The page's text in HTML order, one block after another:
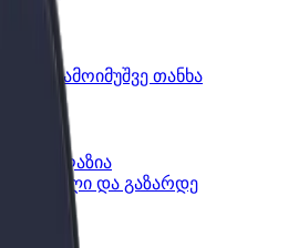
და გამოიმუშვე თანხა
ან მაღაზია
და გაზარდე